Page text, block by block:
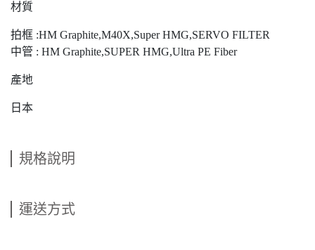
材質
拍框 :HM Graphite,M40X,Super HMG,SERVO FILTER
中管 : HM Graphite,SUPER HMG,Ultra PE Fiber
產地
日本
規格說明
運送方式